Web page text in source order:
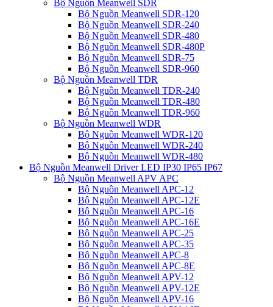
Bộ Nguồn Meanwell SDR
Bộ Nguồn Meanwell SDR-120
Bộ Nguồn Meanwell SDR-240
Bộ Nguồn Meanwell SDR-480
Bộ Nguồn Meanwell SDR-480P
Bộ Nguồn Meanwell SDR-75
Bộ Nguồn Meanwell SDR-960
Bộ Nguồn Meanwell TDR
Bộ Nguồn Meanwell TDR-240
Bộ Nguồn Meanwell TDR-480
Bộ Nguồn Meanwell TDR-960
Bộ Nguồn Meanwell WDR
Bộ Nguồn Meanwell WDR-120
Bộ Nguồn Meanwell WDR-240
Bộ Nguồn Meanwell WDR-480
Bộ Nguồn Meanwell Driver LED IP30 IP65 IP67
Bộ Nguồn Meanwell APV APC
Bộ Nguồn Meanwell APC-12
Bộ Nguồn Meanwell APC-12E
Bộ Nguồn Meanwell APC-16
Bộ Nguồn Meanwell APC-16E
Bộ Nguồn Meanwell APC-25
Bộ Nguồn Meanwell APC-35
Bộ Nguồn Meanwell APC-8
Bộ Nguồn Meanwell APC-8E
Bộ Nguồn Meanwell APV-12
Bộ Nguồn Meanwell APV-12E
Bộ Nguồn Meanwell APV-16